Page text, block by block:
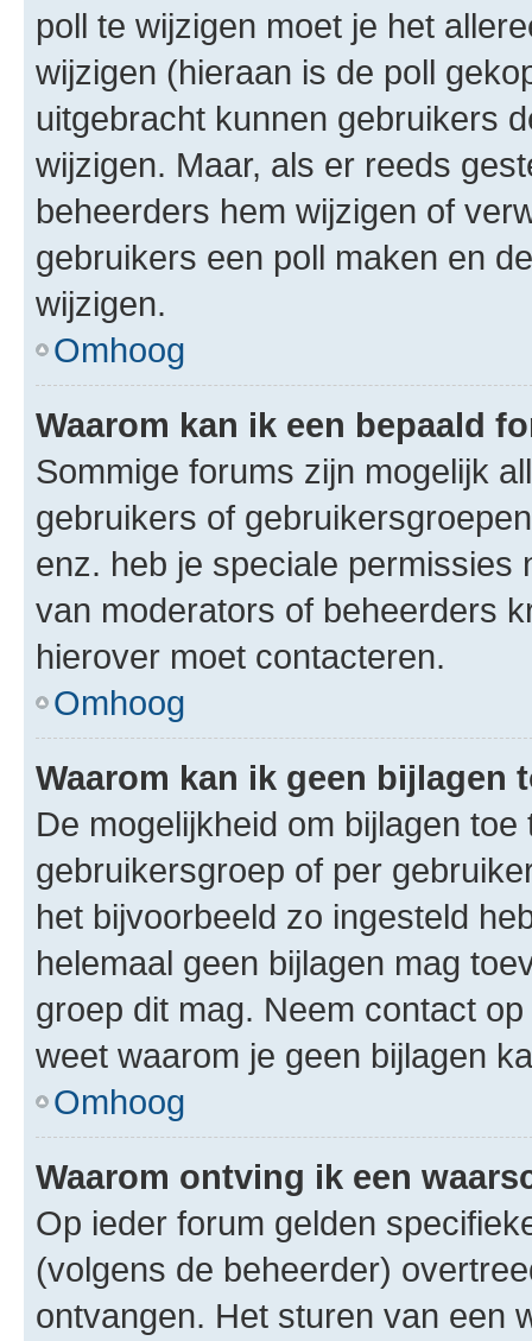
poll te wijzigen moet je het
wijzigen (hieraan is de poll
uitgebracht kunnen gebruikers
wijzigen. Maar, als er reeds
beheerders hem wijzigen of
gebruikers een poll maken en
wijzigen.
Omhoog
Waarom kan ik een bepaald
Sommige forums zijn mogelijk
gebruikers of
enz. heb je speciale permissies
van moderators of beheerders
hierover moet contacteren.
Omhoog
Waarom kan ik geen bijlagen
De mogelijkheid om bijlagen
gebruikersgroep of per
het bijvoorbeeld zo ingesteld
helemaal geen bijlagen mag
groep dit mag. Neem contact
weet waarom je geen bijlagen
Omhoog
Waarom ontving ik een
Op ieder forum gelden
(volgens de beheerder)
ontvangen. Het sturen van een